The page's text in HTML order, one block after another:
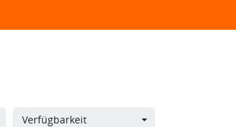
Verfügbarkeit